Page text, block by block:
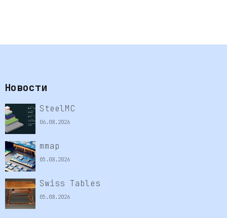
Новости
SteelMC
06.08.2026
mmap
05.08.2026
Swiss Tables
05.08.2026